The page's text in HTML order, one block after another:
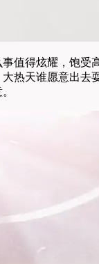
值得炫耀，饱受
热天谁愿意出去